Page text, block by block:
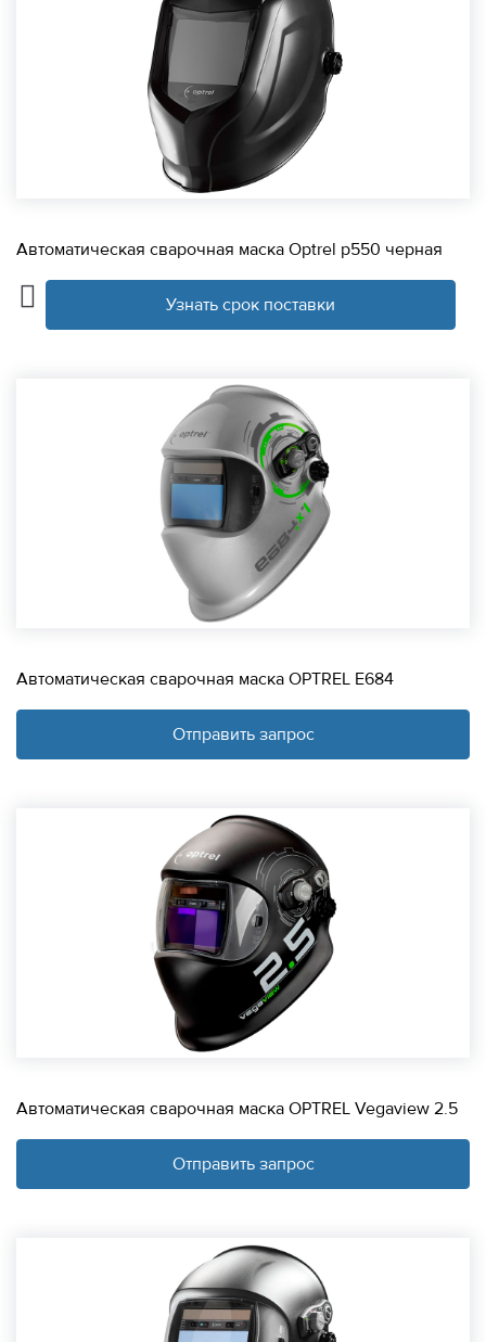
Автоматическая сварочная маска Optrel p550 черная
Узнать срок поставки
Автоматическая сварочная маска OPTREL E684
Отправить запрос
Автоматическая сварочная маска OPTREL Vegaview 2.5
Отправить запрос